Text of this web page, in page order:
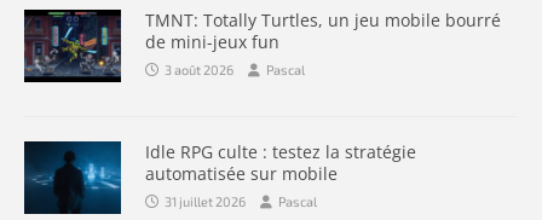
TMNT: Totally Turtles, un jeu mobile bourré
de mini-jeux fun
3 août 2026 Pascal
Idle RPG culte : testez la stratégie
automatisée sur mobile
31 juillet 2026 Pascal